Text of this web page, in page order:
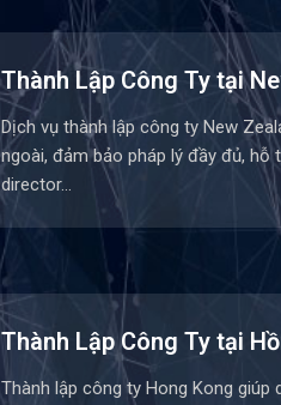
Thành Lập Công Ty tại
Dịch vụ thành lập công ty New
ngoài, đảm bảo pháp lý đầy đủ, hỗ
director…
Thành Lập Công Ty tại
Thành lập công ty Hong Kong giúp